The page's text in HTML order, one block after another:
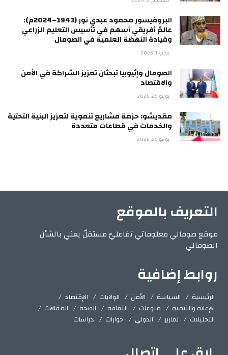
البروفيسور محمود عبدي نور (1943–2024م):
عالمٌ أفريقي أسهم في تأسيس التعليم الزراعي
وقيادة النهضة العلمية في الصومال
يوليو 1, 2026
الصومال وإثيوبيا تبحثان تعزيز الشراكة في الأمن
والاقتصاد
يونيو 29, 2026
مقديشو: حزمة مشاريع تنموية لتعزيز البنية التحتية
والخدمات في قطاعات متعددة
يونيو 29, 2026
التعريف بالموقع
موقع صومالي معلوماتي تفاعليّ مستقلّ يعني بالشأن
الصومالي
روابط إضافية
الرئيسية السياسة الأمن الولايات
الإقتصاد
الإغاثة والتنمية
منوعات الثقافة الصحة
المقالات
التحليلات
تقارير الدولي حوارات دراسات